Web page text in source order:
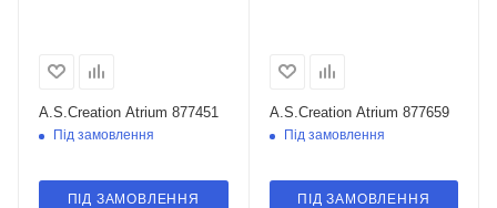
A.S.Creation Atrium 877451
Під замовлення
ПІД ЗАМОВЛЕННЯ
A.S.Creation Atrium 877659
Під замовлення
ПІД ЗАМОВЛЕННЯ